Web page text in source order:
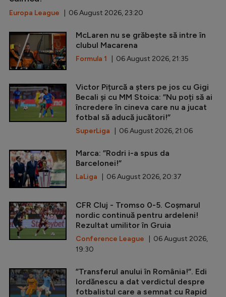
Europa League | 06 August 2026, 23:20
McLaren nu se grăbește să intre în
clubul Macarena
Formula 1 | 06 August 2026, 21:35
Victor Pițurcă a șters pe jos cu Gigi
Becali și cu MM Stoica: ”Nu poți să ai
încredere în cineva care nu a jucat
fotbal să aducă jucători!”
SuperLiga | 06 August 2026, 21:06
Marca: ”Rodri i-a spus da
Barcelonei!”
LaLiga | 06 August 2026, 20:37
CFR Cluj - Tromso 0-5. Coșmarul
nordic continuă pentru ardeleni!
Rezultat umilitor în Gruia
Conference League | 06 August 2026,
19:30
”Transferul anului în România!”. Edi
Iordănescu a dat verdictul despre
fotbalistul care a semnat cu Rapid